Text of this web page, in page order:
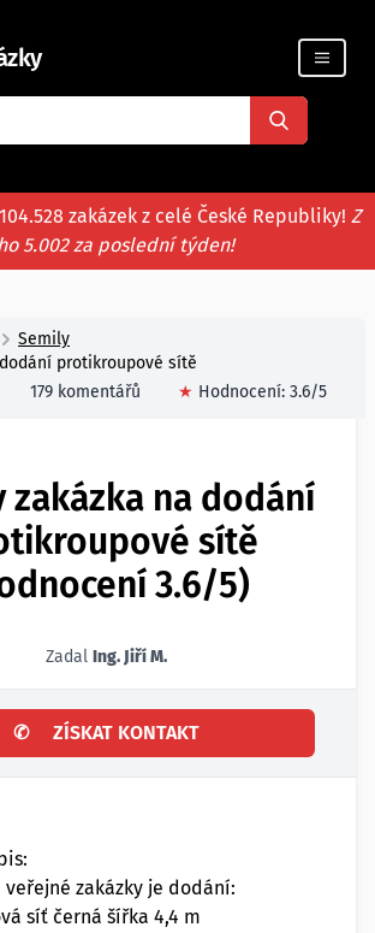
Registrace firmy
zakázek z celé České Republiky! Z
5.002 za poslední týden!
Semily
protikroupové sítě
179 komentářů ★ Hodnocení: 3.6/5
zakázka na dodání
sítě
3.6/5)
Zadal Ing. Jiří M.
✆ ZÍSKAT KONTAKT
zakázky je dodání:
síť černá šířka 4,4 m